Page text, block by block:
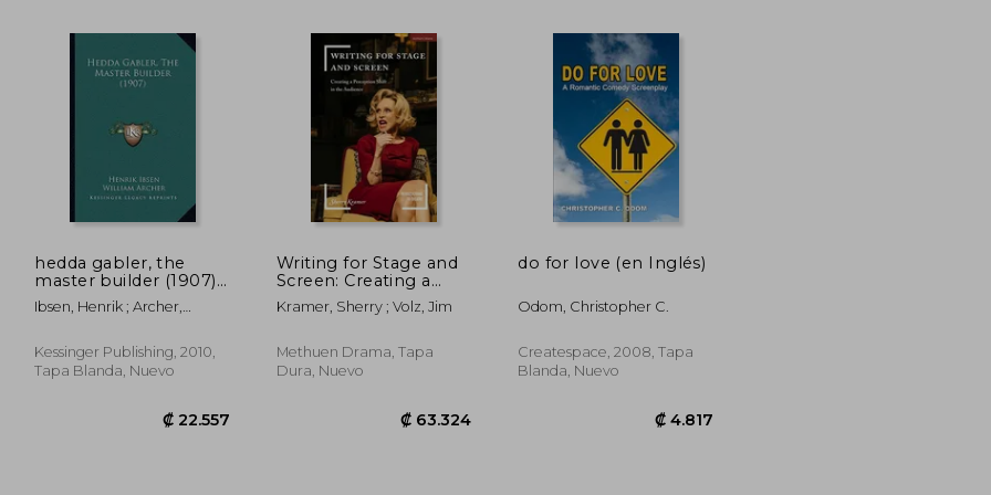
₡ 17.199 ₡ 22.725
hedda gabler, the
master builder (1907)
(en Inglés)
Ibsen, Henrik ; Archer,
Kessinger Publishing, 2010,
Tapa Blanda, Nuevo
Writing for Stage and
Screen: Creating a
Perception Shift in the
Audience (en Inglés)
Kramer, Sherry ; Volz, Jim
Methuen Drama, Tapa
Dura, Nuevo
do for love (en Inglés)
Odom, Christopher C.
Createspace, 2008, Tapa
Blanda, Nuevo